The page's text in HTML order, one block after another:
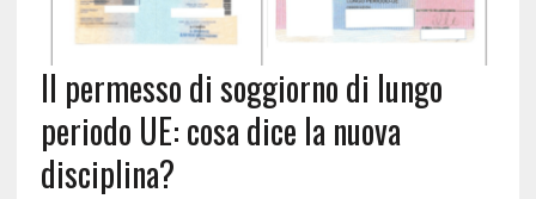
Il permesso di soggiorno di lungo
periodo UE: cosa dice la nuova
disciplina?